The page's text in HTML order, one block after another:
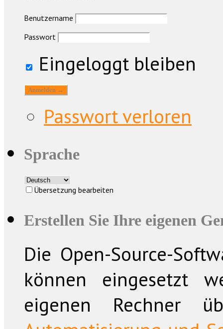
Benutzername
Passwort
Eingeloggt bleiben
Passwort verloren
Sprache
Übersetzung bearbeiten
Erstellen Sie Ihre eigenen
Die Open-Source-
können eingesetzt
eigenen Rechner